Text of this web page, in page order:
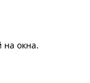
на окна.